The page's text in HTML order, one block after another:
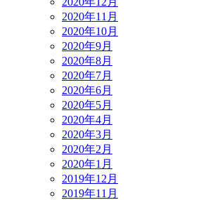
2020年11月
2020年10月
2020年9月
2020年8月
2020年7月
2020年6月
2020年5月
2020年4月
2020年3月
2020年2月
2020年1月
2019年12月
2019年11月